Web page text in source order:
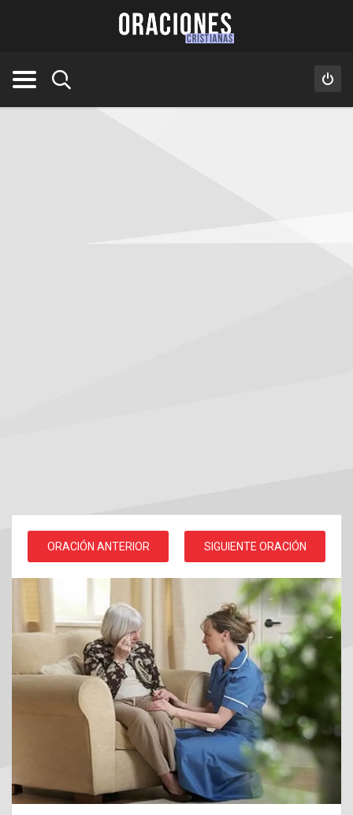
ORACIÓN ANTERIOR SIGUIENTE ORACIÓN